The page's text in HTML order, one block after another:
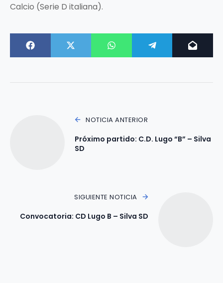
Calcio (Serie D italiana).
NOTICIA ANTERIOR
Próximo partido: C.D. Lugo “B” – Silva
SD
SIGUIENTE NOTICIA
Convocatoria: CD Lugo B – Silva SD